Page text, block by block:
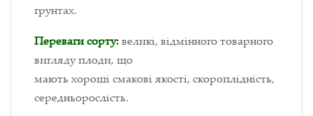
грунтах.
Переваги сорту:великі, відмінного товарного
вигляду плоди, що
мають хороші смакові якості, скороплідність,
середньорослість.